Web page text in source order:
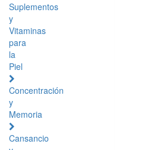
Suplementos
y
Vitaminas
para
la
Piel
Concentración
y
Memoria
Cansancio